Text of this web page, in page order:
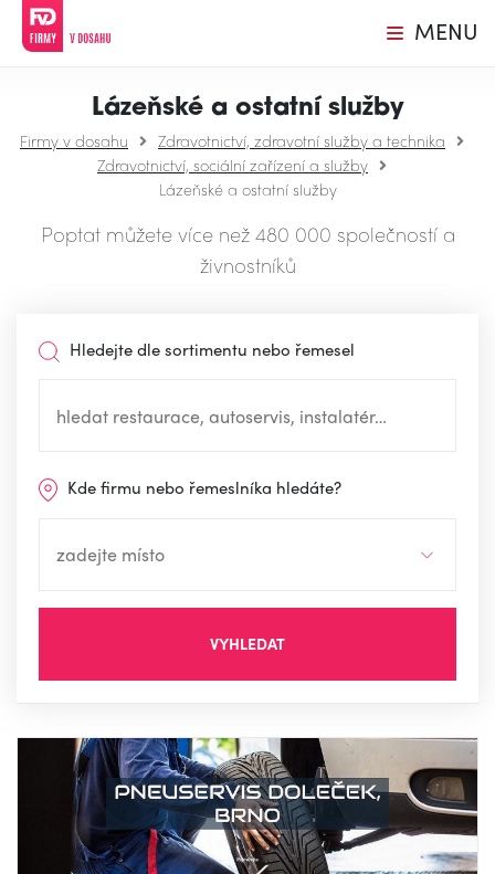
MENU
Lázeňské a ostatní služby
Firmy v dosahu
Zdravotnictví, zdravotní služby a technika
Zdravotnictví, sociální zařízení a služby
Lázeňské a ostatní služby
Poptat můžete více než 480 000 společností a
živnostníků
Hledejte dle sortimentu nebo řemesel
Kde firmu nebo řemeslníka hledáte?
VYHLEDAT